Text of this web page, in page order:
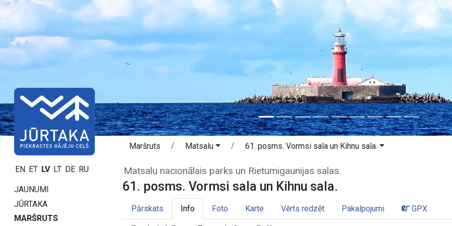
EN ET LV LT DE RU
JAUNUMI
JŪRTAKA
MARŠRUTS
Maršruts Matsalu 61. posms. Vormsi sala un Kihnu sala.
61. posms. Vormsi sala un Kihnu sala. Matsalu
Matsalu nacionālais parks un Rietumigaunijas salas.
61. posms. Vormsi sala un Kihnu sala.
Pārskats Info Foto Karte Vērts redzēt Pakalpojumi GPX